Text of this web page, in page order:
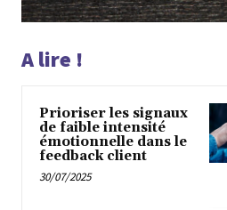
A lire !
Prioriser les signaux
de faible intensité
émotionnelle dans le
feedback client
30/07/2025